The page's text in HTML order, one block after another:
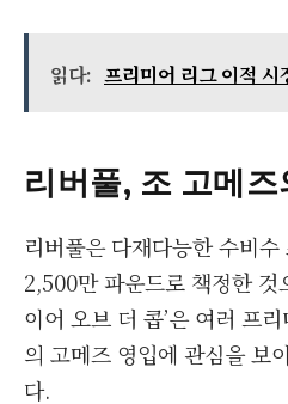
읽다: 프리미어 리그 이적 시
리버풀, 조 고메
리버풀은 다재다능한 수비
2,500만 파운드로 책정한 것
이어 오브 더 콥’은 여러 프
의 고메즈 영입에 관심을 보
다.